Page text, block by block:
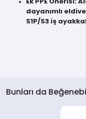
Ek PPE Önerisi:
dayanımlı
S1P/S3 iş
Bunları da